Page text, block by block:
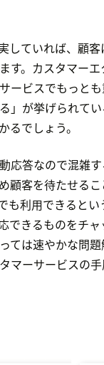
していれば、顧
す。カスタマー
ービスでもっと
」が挙げられて
るでしょう。
応答なので混雑
顧客を待たせる
も利用できると
できるものをチャ
ては速やかな問
マーサービスの